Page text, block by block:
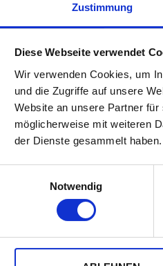
Zustimmung
Diese Webseite verwendet
Wir verwenden Cookies, um
und die Zugriffe auf unsere
Website an unsere Partner
möglicherweise mit weiteren
der Dienste gesammelt haben.
Notwendig
für
können, wie ich in
von drei Kundengruppen
Leute